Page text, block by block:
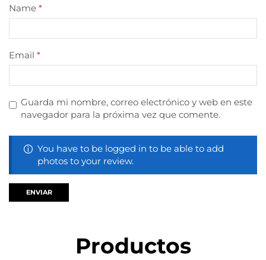
Name *
Email *
Guarda mi nombre, correo electrónico y web en este
navegador para la próxima vez que comente.
You have to be logged in to be able to add
photos to your review.
Productos